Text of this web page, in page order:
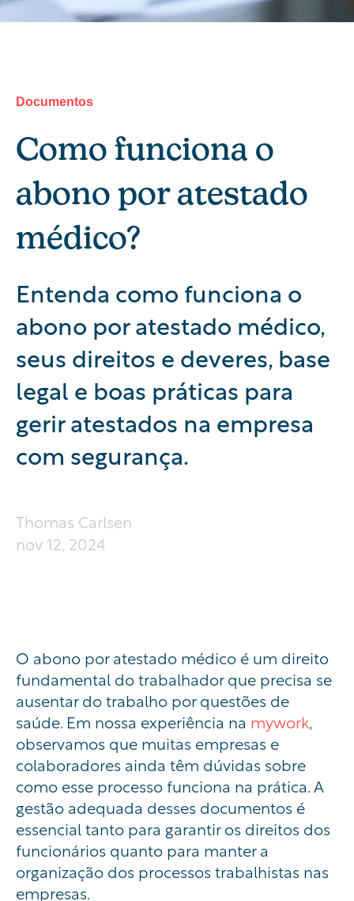
Documentos
Como funciona o
abono por atestado
médico?
Entenda como funciona o
abono por atestado médico,
seus direitos e deveres, base
legal e boas práticas para
gerir atestados na empresa
com segurança.
Thomas Carlsen
nov 12, 2024
O abono por atestado médico é um direito
fundamental do trabalhador que precisa se
ausentar do trabalho por questões de
saúde. Em nossa experiência na mywork,
observamos que muitas empresas e
colaboradores ainda têm dúvidas sobre
como esse processo funciona na prática. A
gestão adequada desses documentos é
essencial tanto para garantir os direitos dos
funcionários quanto para manter a
organização dos processos trabalhistas nas
empresas.